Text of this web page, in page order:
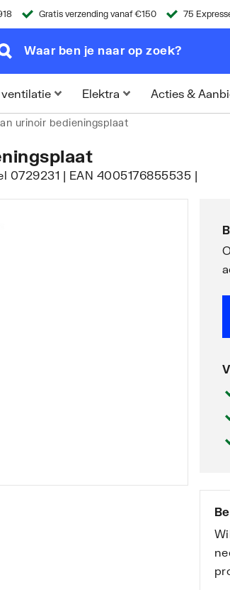
Gratis verzending vanaf €150 75
Elektra Acties &
urinoir bedieningsplaat
| EAN 4005176855535 |